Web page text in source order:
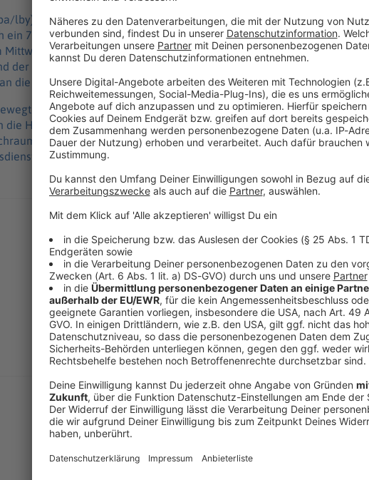
lby) -
Bei Arbeiten in einer Kiesgrube im schwäbischen Bad
ein 71-Jähriger schwer verletzt. Nach Angaben der Polizei Memmingen
Material auf ein Traktorgespann laden und nutzte
der Anlage. Vermutlich geriet er auf dem Fahrersitz seines Traktors
die Steuerung seines Muldenkippers.
sich und blieb am Förderband hängen. Dadurch wurde das
die Höhe gezogen. Nach Polizeiangaben wurde dem Fahrer dabei das
gedrückt. Der 71-Jährige erlitt erhebliche Verletzungen und
in ein Krankenhaus gebracht.